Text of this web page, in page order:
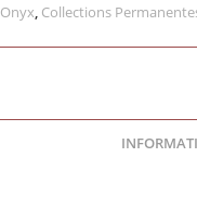
Onyx Collections